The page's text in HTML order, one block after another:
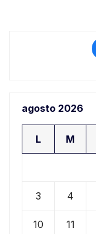
agosto 2026
L M
3 4
10 11